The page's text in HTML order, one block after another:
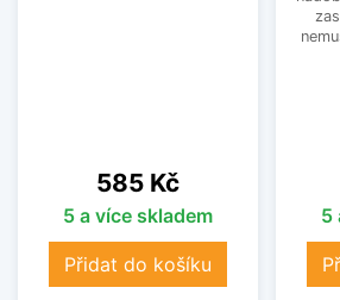
Cena
585 Kč
5 a více skladem
Přidat do košíku
5